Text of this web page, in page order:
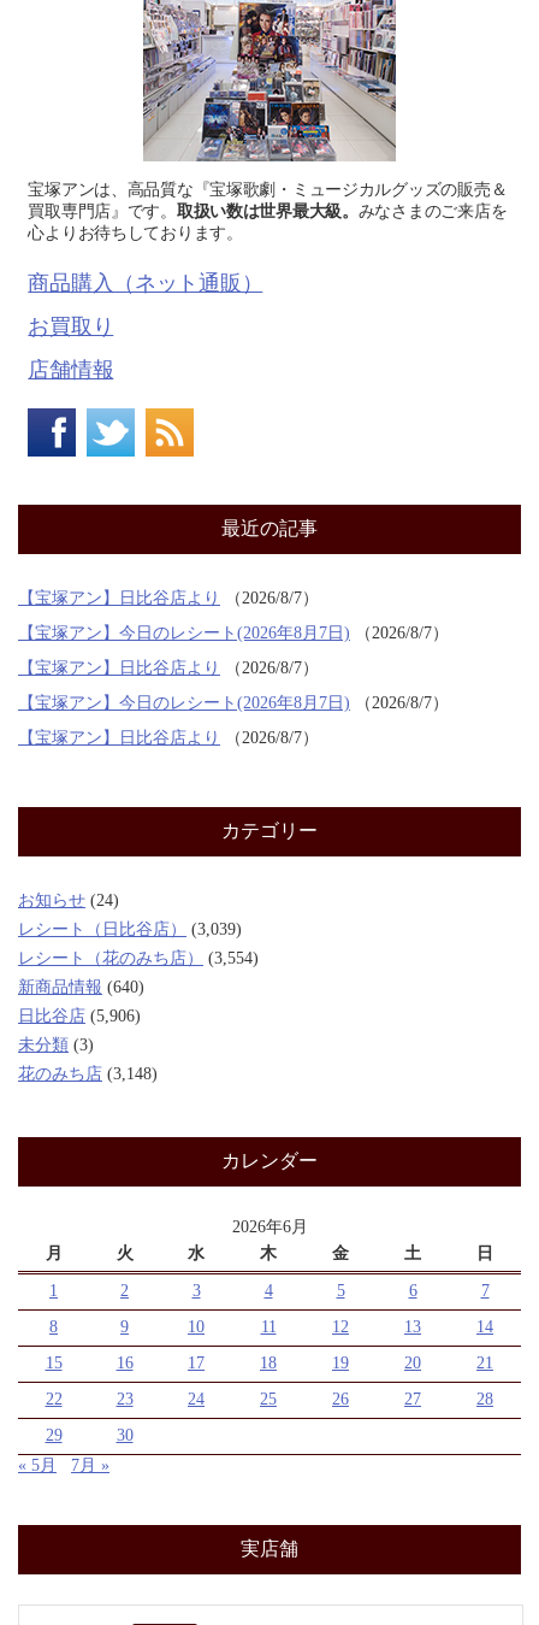
宝塚アンは、高品質な『宝塚歌劇・ミュージカルグッズの販売＆
買取専門店』です。 取扱い数は世界最大級。 みなさまのご来店を
心よりお待ちしております。
商品購入（ネット通販）
お買取り
店舗情報
最近の記事
【宝塚アン】日比谷店より
2026/8/7
【宝塚アン】今日のレシート(2026年8月7日)
2026/8/7
【宝塚アン】日比谷店より
2026/8/7
【宝塚アン】今日のレシート(2026年8月7日)
2026/8/7
【宝塚アン】日比谷店より
2026/8/7
カテゴリー
お知らせ (24)
レシート（日比谷店）
(3,039)
レシート（花のみち店）
(3,554)
新商品情報 (640)
日比谷店 (5,906)
未分類 (3)
花のみち店 (3,148)
カレンダー
2026年6月
月
火 水 木 金 土 日
1 2 3 4 5 6
7
8
9 10 11 12 13
14
15
16 17 18 19 20
21
22
23 24 25 26 27
28
29
30
« 5月
7月 »
実店舗